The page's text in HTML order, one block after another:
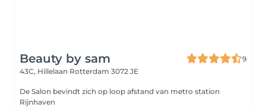
Beauty by sam
9
43C, Hillelaan Rotterdam 3072 JE
De Salon bevindt zich op loop afstand van metro station
Rijnhaven